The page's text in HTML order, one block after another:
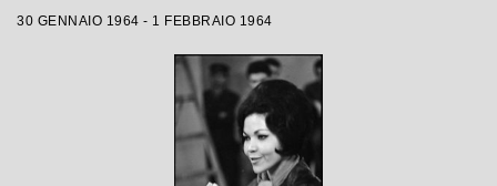
30 GENNAIO 1964 - 1 FEBBRAIO 1964